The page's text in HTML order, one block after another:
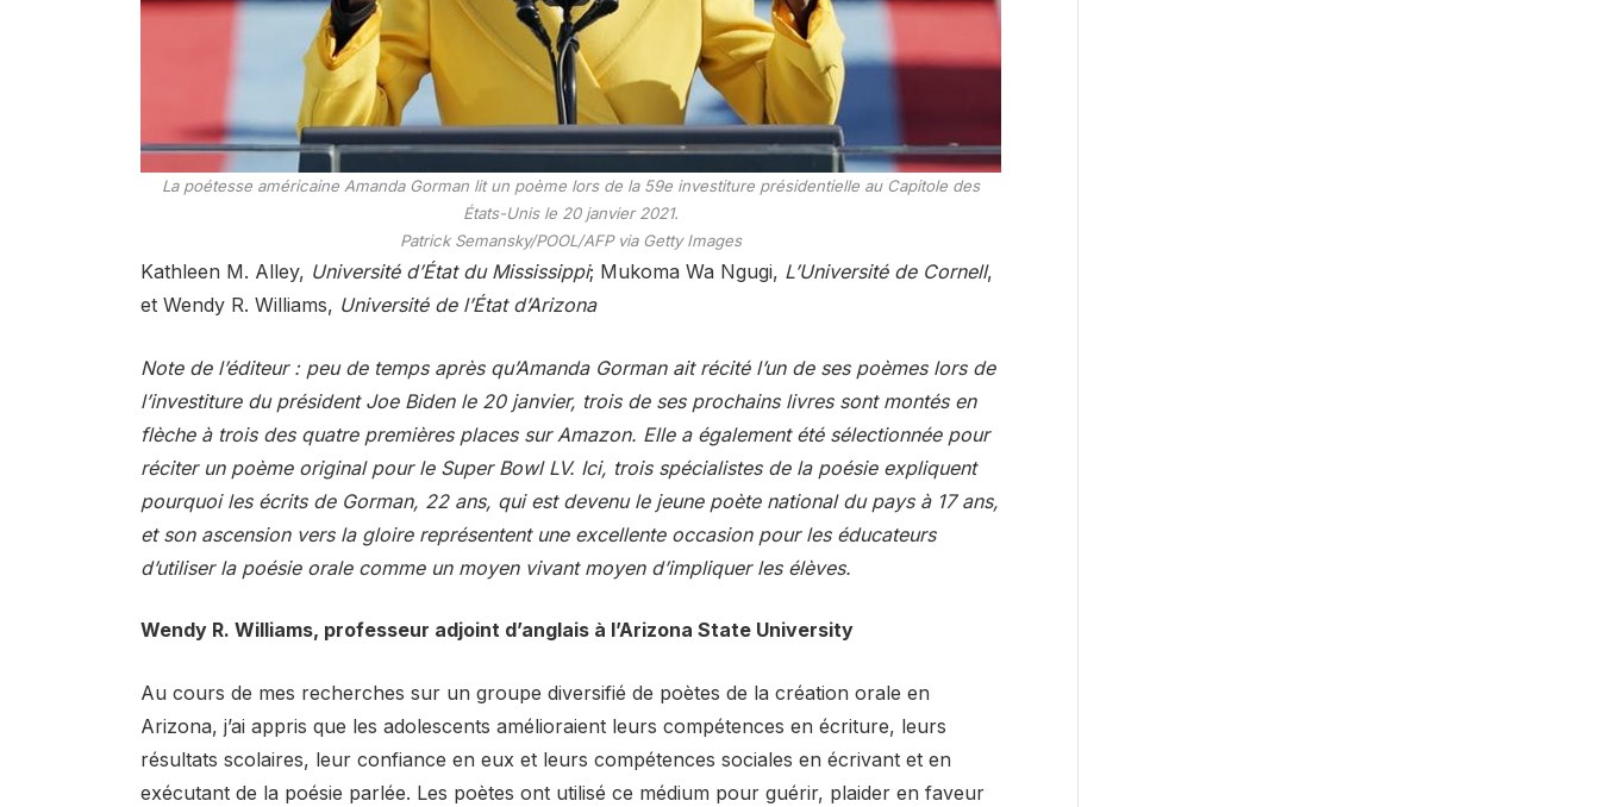
La poétesse américaine Amanda Gorman lit un poème lors de la 59e investiture présidentielle au Capitole des
États-Unis le 20 janvier 2021.
Patrick Semansky/POOL/AFP via Getty Images
Kathleen M. Alley, Université d’État du Mississippi; Mukoma Wa Ngugi, L’Université de Cornell,
et Wendy R. Williams, Université de l’État d’Arizona
Note de l’éditeur : peu de temps après qu’Amanda Gorman ait récité l’un de ses poèmes lors de
l’investiture du président Joe Biden le 20 janvier, trois de ses prochains livres sont montés en
flèche à trois des quatre premières places sur Amazon. Elle a également été sélectionnée pour
réciter un poème original pour le Super Bowl LV. Ici, trois spécialistes de la poésie expliquent
pourquoi les écrits de Gorman, 22 ans, qui est devenu le jeune poète national du pays à 17 ans,
et son ascension vers la gloire représentent une excellente occasion pour les éducateurs
d’utiliser la poésie orale comme un moyen vivant moyen d’impliquer les élèves.
Wendy R. Williams, professeur adjoint d’anglais à l’Arizona State University
Au cours de mes recherches sur un groupe diversifié de poètes de la création orale en
Arizona, j’ai appris que les adolescents amélioraient leurs compétences en écriture, leurs
résultats scolaires, leur confiance en eux et leurs compétences sociales en écrivant et en
exécutant de la poésie parlée. Les poètes ont utilisé ce médium pour guérir, plaider en faveur